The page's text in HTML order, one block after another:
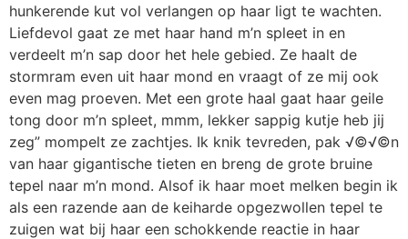
hunkerende kut vol verlangen op haar ligt te wachten.
Liefdevol gaat ze met haar hand m’n spleet in en
verdeelt m’n sap door het hele gebied. Ze haalt de
stormram even uit haar mond en vraagt of ze mij ook
even mag proeven. Met een grote haal gaat haar geile
tong door m’n spleet, mmm, lekker sappig kutje heb jij
zeg” mompelt ze zachtjes. Ik knik tevreden, pak √©√©n
van haar gigantische tieten en breng de grote bruine
tepel naar m’n mond. Alsof ik haar moet melken begin ik
als een razende aan de keiharde opgezwollen tepel te
zuigen wat bij haar een schokkende reactie in haar